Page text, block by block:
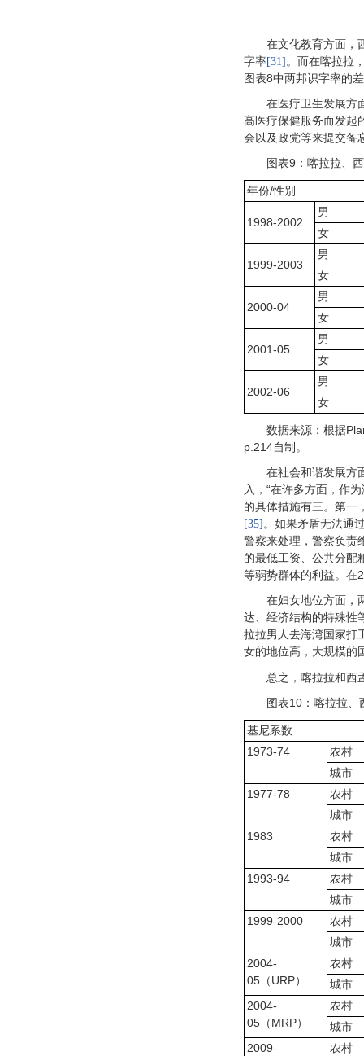
在文化教育方面，
字率[31] 。而在喀拉拉
图表8中两邦识字率的
在医疗卫生发展方
高医疗保健服务而发起
会以及政党等来提交备
图表9：喀拉拉、
年份/性别
1998-2002
男
女
1999-2003
男
女
2000-04
男
女
2001-05
男
女
2002-06
男
女
数据来源：根据
p.214自制。
在社会和谐发展方
入，“在许多方面，作
的具体措施有三。第一
[35] 。如果矛盾无法通
警察来处理，警察负责
的最低工资、公共分配
等弱势群体的利益。在
在妇女地位方面，
达、经济结构的特殊性
拉拉男人去海湾国家打
女的地位高，大规模的
总之，喀拉拉和西
图表10：喀拉拉
基尼系数
1973-74
农村
城市
1977-78
农村
城市
1983
农村
城市
1993-94
农村
城市
1999-2000
农村
城市
2004-
05（URP）
农村
城市
2004-
05（MRP）
农村
城市
2009-
农村